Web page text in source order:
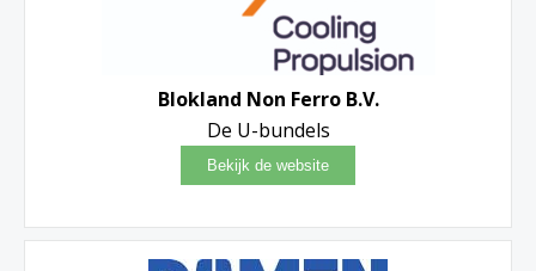
Blokland Non Ferro B.V.
De U-bundels